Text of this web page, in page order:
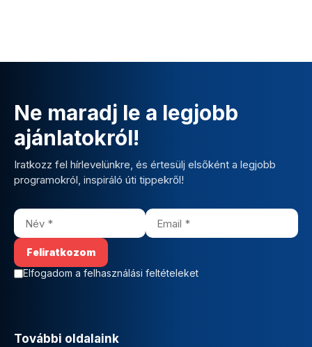
Ne maradj le a legjobb
ajánlatokról!
Iratkozz fel hírlevelünkre, és értesülj elsőként a legjobb
programokról, inspiráló úti tippekről!
Elfogadom a felhasználási feltételeket
További oldalaink